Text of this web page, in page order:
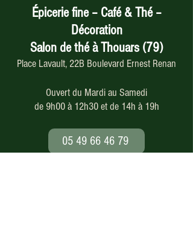
Épicerie fine – Café & Thé –
Décoration
Salon de thé à Thouars (79)
Place Lavault, 22B Boulevard Ernest Renan
Ouvert du Mardi au Samedi
de 9h00 à 12h30 et de 14h à 19h
05 49 66 46 79